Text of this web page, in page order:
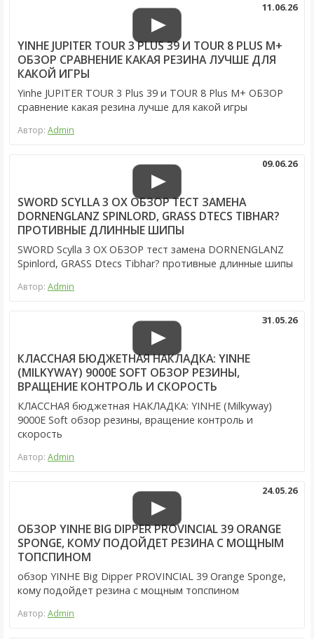
YINHE JUPITER TOUR 3 PLUS 39 И TOUR 8 PLUS M+
ОБЗОР СРАВНЕНИЕ КАКАЯ РЕЗИНА ЛУЧШЕ ДЛЯ
КАКОЙ ИГРЫ
11.06.26
Yinhe JUPITER TOUR 3 Plus 39 и TOUR 8 Plus M+ ОБЗОР
сравнение какая резина лучше для какой игры
Автор: Admin
SWORD SCYLLA 3 OX ОБЗОР ТЕСТ ЗАМЕНА
DORNENGLANZ SPINLORD, GRASS DTECS TIBHAR?
ПРОТИВНЫЕ ДЛИННЫЕ ШИПЫ
09.06.26
SWORD Scylla 3 OX ОБЗОР тест замена DORNENGLANZ
Spinlord, GRASS Dtecs Tibhar? противные длинные шипы
Автор: Admin
КЛАССНАЯ БЮДЖЕТНАЯ НАКЛАДКА: YINHE
(MILKYWAY) 9000E SOFT ОБЗОР РЕЗИНЫ,
ВРАЩЕНИЕ КОНТРОЛЬ И СКОРОСТЬ
31.05.26
КЛАССНАЯ бюджетная НАКЛАДКА: YINHE (Milkyway)
9000E Soft обзор резины, вращение контроль и
скорость
Автор: Admin
ОБЗОР YINHE BIG DIPPER PROVINCIAL 39 ORANGE
SPONGE, КОМУ ПОДОЙДЕТ РЕЗИНА С МОЩНЫМ
ТОПСПИНОМ
24.05.26
обзор YINHE Big Dipper PROVINCIAL 39 Orange Sponge,
кому подойдет резина с мощным топспином
Автор: Admin